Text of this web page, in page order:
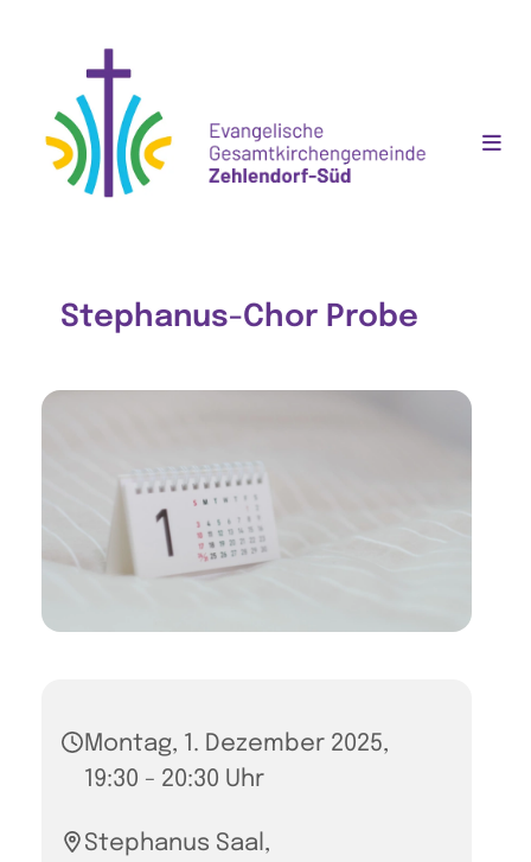
Stephanus-Chor Probe
Montag, 1. Dezember 2025,
19:30 - 20:30 Uhr
Stephanus Saal,